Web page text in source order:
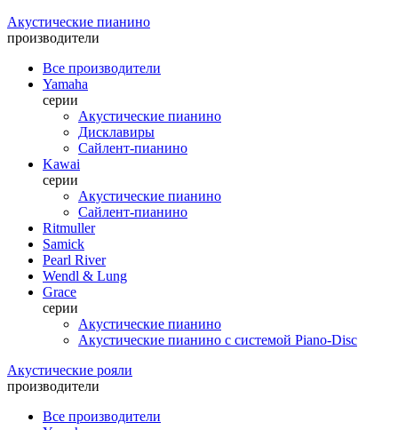
Акустические пианино
производители
Все производители
Yamaha
серии
Акустические пианино
Дисклавиры
Сайлент-пианино
Kawai
серии
Акустические пианино
Сайлент-пианино
Ritmuller
Samick
Pearl River
Wendl & Lung
Grace
серии
Акустические пианино
Акустические пианино с системой Piano-Disc
Акустические рояли
производители
Все производители